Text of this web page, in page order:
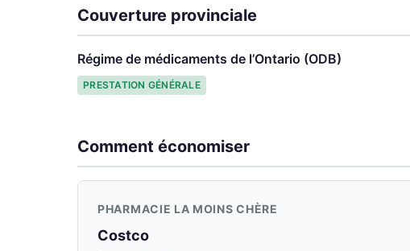
Couverture provinciale
Régime de médicaments de l’Ontario (ODB)
PRESTATION GÉNÉRALE
Comment économiser
PHARMACIE LA MOINS CHÈRE
Costco